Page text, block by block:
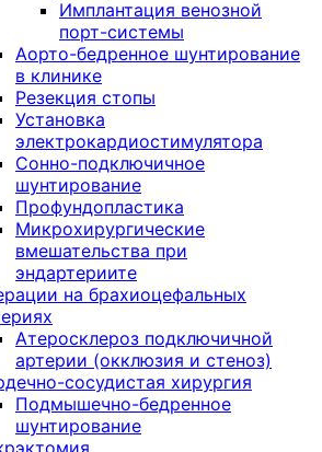
Имплантация венозной
порт-системы
Аорто-бедренное шунтирование
в клинике
Резекция стопы
Установка
электрокардиостимулятора
Сонно-подключичное
шунтирование
Профундопластика
Микрохирургические
вмешательства при
эндартериите
на брахиоцефальных
Атеросклероз подключичной
артерии (окклюзия и стеноз)
сосудистая хирургия
Подмышечно-бедренное
шунтирование